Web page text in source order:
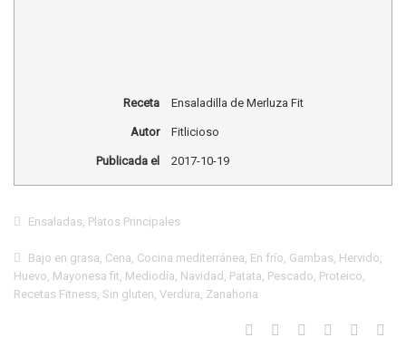
Receta Ensaladilla de Merluza Fit
Autor Fitlicioso
Publicada el 2017-10-19
Ensaladas Platos Principales
Bajo en grasa Cena Cocina mediterránea En frío Gambas Hervido
Huevo Mayonesa fit Mediodía Navidad Patata Pescado Proteico
Recetas Fitness Sin gluten Verdura Zanahoria